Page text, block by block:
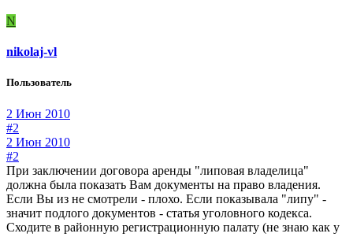
N
nikolaj-vl
Пользователь
2 Июн 2010
#2
2 Июн 2010
#2
При заключении договора аренды "липовая владелица"
должна была показать Вам документы на право владения.
Если Вы из не смотрели - плохо. Если показывала "липу" -
значит подлого документов - статья уголовного кодекса.
Сходите в районную регистрационную палату (не знаю как у